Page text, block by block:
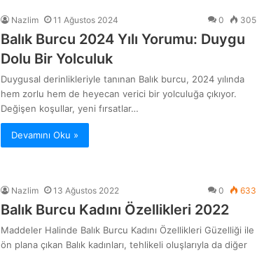
Nazlim 11 Ağustos 2024 0 305
Balık Burcu 2024 Yılı Yorumu: Duygu
Dolu Bir Yolculuk
Duygusal derinlikleriyle tanınan Balık burcu, 2024 yılında
hem zorlu hem de heyecan verici bir yolculuğa çıkıyor.
Değişen koşullar, yeni fırsatlar…
Devamını Oku »
Nazlim 13 Ağustos 2022 0 633
Balık Burcu Kadını Özellikleri 2022
Maddeler Halinde Balık Burcu Kadını Özellikleri Güzelliği ile
ön plana çıkan Balık kadınları, tehlikeli oluşlarıyla da diğer